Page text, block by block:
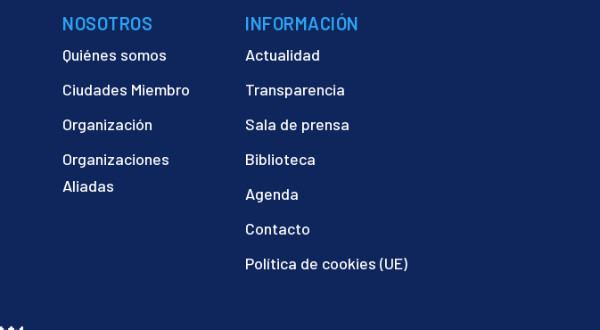
NOSOTROS
Quiénes somos
Ciudades Miembro
Organización
Organizaciones
Aliadas
INFORMACIÓN
Actualidad
Transparencia
Sala de prensa
Biblioteca
Agenda
Contacto
Política de cookies (UE)